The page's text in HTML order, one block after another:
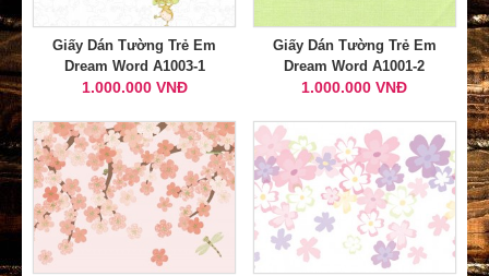
Giấy Dán Tường Trẻ Em
Dream Word A1003-1
1.000.000 VNĐ
Giấy Dán Tường Trẻ Em
Dream Word A1001-2
1.000.000 VNĐ